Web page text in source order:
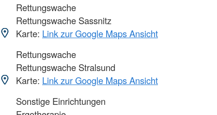
Rettungswache
Rettungswache Sassnitz
Karte: Link zur Google Maps Ansicht
Rettungswache
Rettungswache Stralsund
Karte: Link zur Google Maps Ansicht
Sonstige Einrichtungen